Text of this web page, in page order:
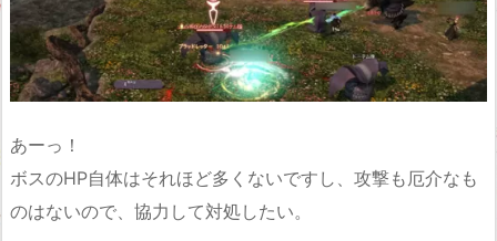
あーっ！
ボスのHP自体はそれほど多くないですし、攻撃も厄介なも
のはないので、協力して対処したい。